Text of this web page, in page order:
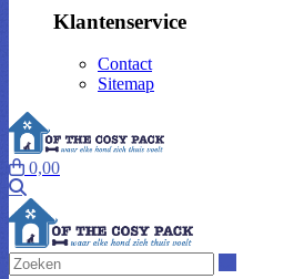
Klantenservice
Contact
Sitemap
0,00